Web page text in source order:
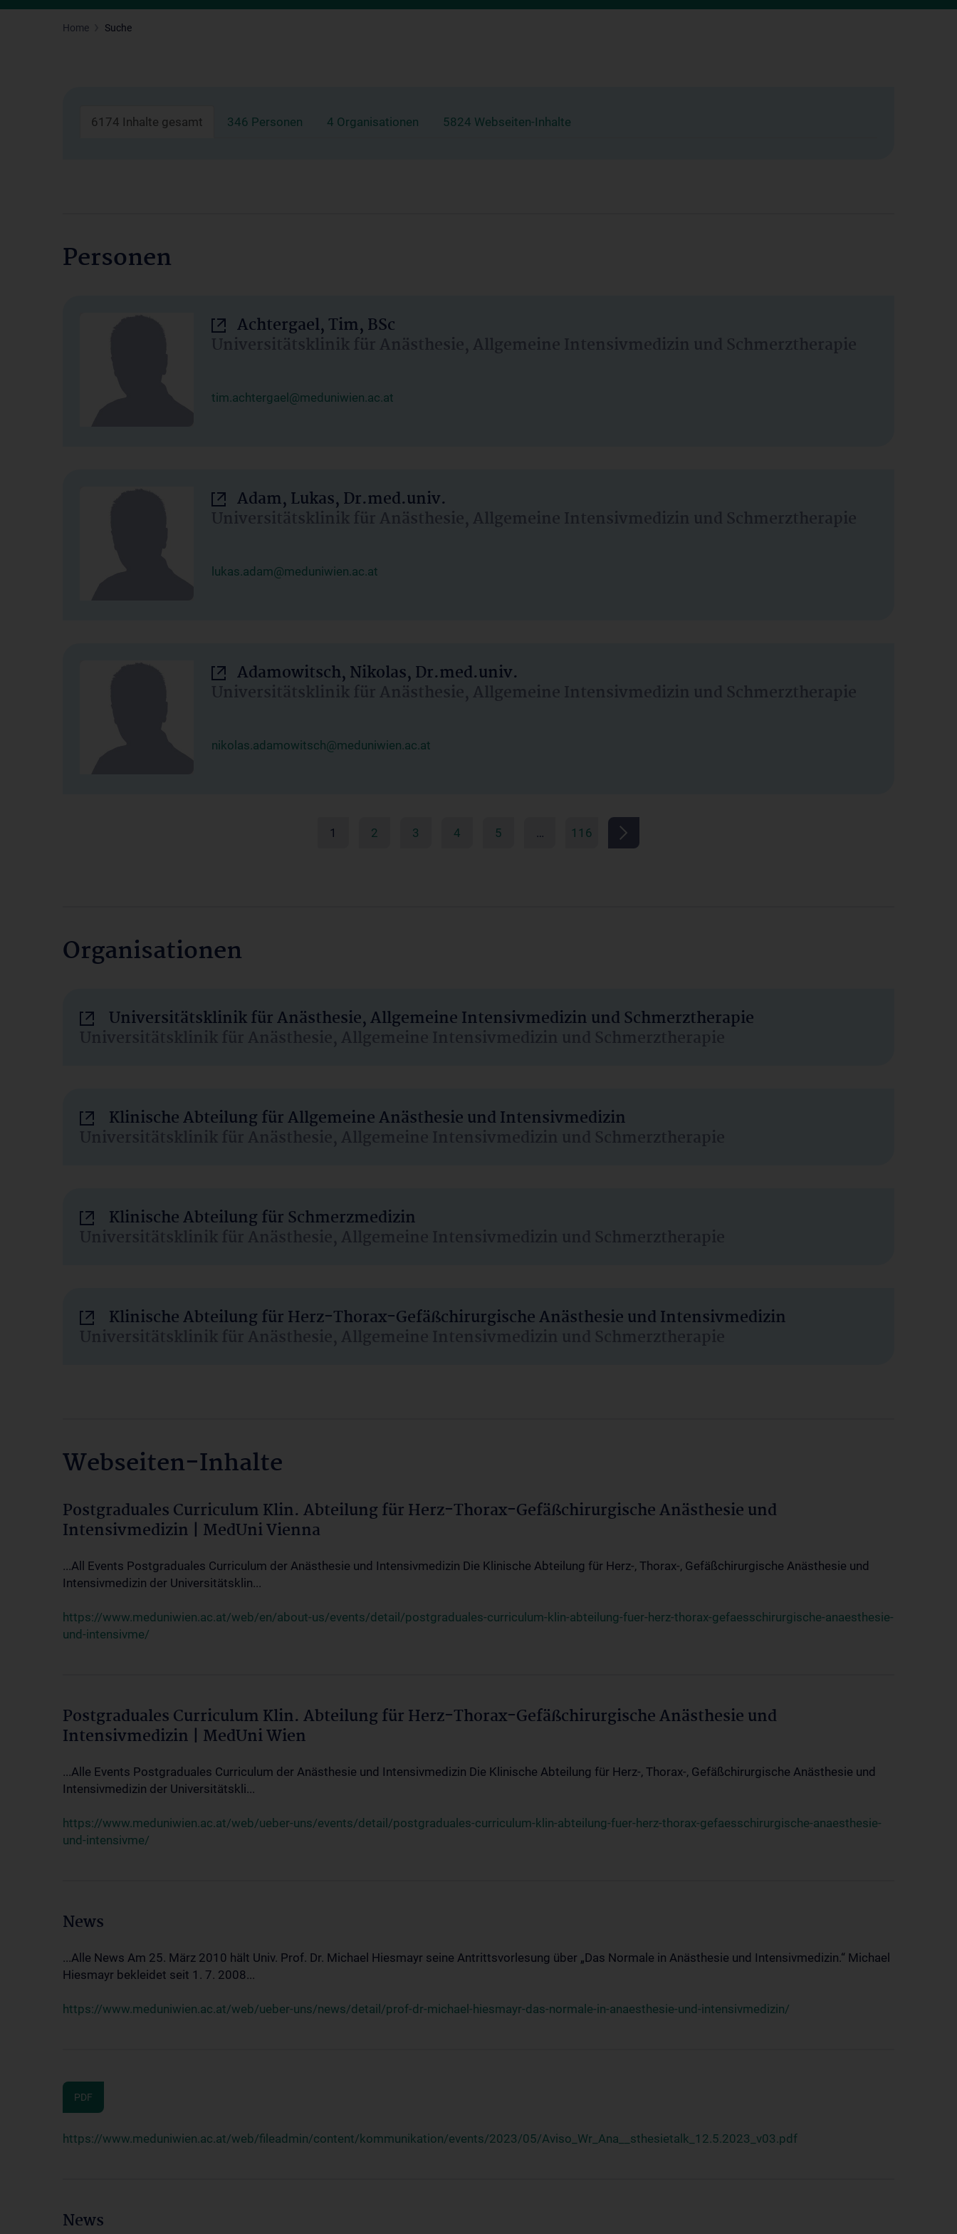
Home Suche
6174 Inhalte gesamt 346 Personen 4 Organisationen 5824 Webseiten-Inhalte
Personen
Achtergael, Tim, BSc
Universitätsklinik für Anästhesie, Allgemeine Intensivmedizin und Schmerztherapie
tim.achtergael@meduniwien.ac.at
Adam, Lukas, Dr.med.univ.
Universitätsklinik für Anästhesie, Allgemeine Intensivmedizin und Schmerztherapie
lukas.adam@meduniwien.ac.at
Adamowitsch, Nikolas, Dr.med.univ.
Universitätsklinik für Anästhesie, Allgemeine Intensivmedizin und Schmerztherapie
nikolas.adamowitsch@meduniwien.ac.at
1 2 3 4 5 … 116
Organisationen
Universitätsklinik für Anästhesie, Allgemeine Intensivmedizin und Schmerztherapie
Universitätsklinik für Anästhesie, Allgemeine Intensivmedizin und Schmerztherapie
Klinische Abteilung für Allgemeine Anästhesie und Intensivmedizin
Universitätsklinik für Anästhesie, Allgemeine Intensivmedizin und Schmerztherapie
Klinische Abteilung für Schmerzmedizin
Universitätsklinik für Anästhesie, Allgemeine Intensivmedizin und Schmerztherapie
Klinische Abteilung für Herz-Thorax-Gefäßchirurgische Anästhesie und Intensivmedizin
Universitätsklinik für Anästhesie, Allgemeine Intensivmedizin und Schmerztherapie
Webseiten-Inhalte
Postgraduales Curriculum Klin. Abteilung für Herz-Thorax-Gefäßchirurgische Anästhesie und
Intensivmedizin | MedUni Vienna
...All Events Postgraduales Curriculum der Anästhesie und Intensivmedizin Die Klinische Abteilung für Herz-, Thorax-, Gefäßchirurgische Anästhesie und
Intensivmedizin der Universitätsklin...
https://www.meduniwien.ac.at/web/en/about-us/events/detail/postgraduales-curriculum-klin-abteilung-fuer-herz-thorax-gefaesschirurgische-anaesthesie-
und-intensivme/
Postgraduales Curriculum Klin. Abteilung für Herz-Thorax-Gefäßchirurgische Anästhesie und
Intensivmedizin | MedUni Wien
...Alle Events Postgraduales Curriculum der Anästhesie und Intensivmedizin Die Klinische Abteilung für Herz-, Thorax-, Gefäßchirurgische Anästhesie und
Intensivmedizin der Universitätskli...
https://www.meduniwien.ac.at/web/ueber-uns/events/detail/postgraduales-curriculum-klin-abteilung-fuer-herz-thorax-gefaesschirurgische-anaesthesie-
und-intensivme/
News
...Alle News Am 25. März 2010 hält Univ. Prof. Dr. Michael Hiesmayr seine Antrittsvorlesung über „Das Normale in Anästhesie und Intensivmedizin.“ Michael
Hiesmayr bekleidet seit 1. 7. 2008...
https://www.meduniwien.ac.at/web/ueber-uns/news/detail/prof-dr-michael-hiesmayr-das-normale-in-anaesthesie-und-intensivmedizin/
PDF
https://www.meduniwien.ac.at/web/fileadmin/content/kommunikation/events/2023/05/Aviso_Wr_Ana__sthesietalk_12.5.2023_v03.pdf
News